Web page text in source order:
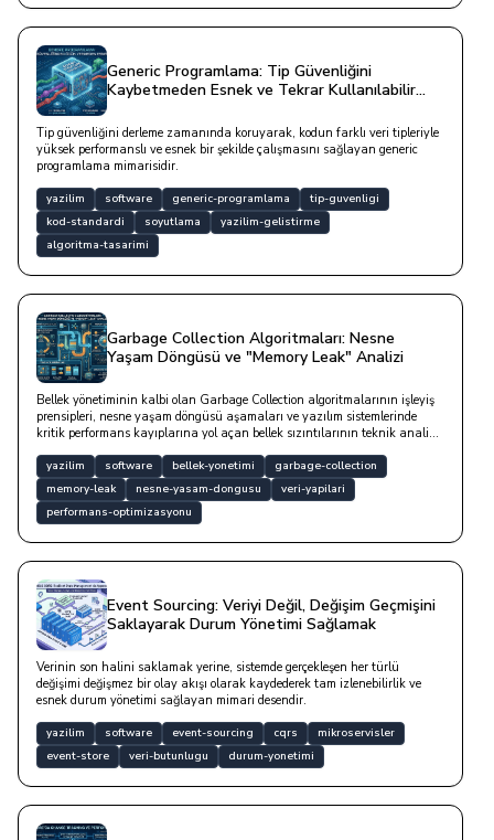
Generic Programlama: Tip Güvenliğini
Kaybetmeden Esnek ve Tekrar Kullanılabilir
Tip güvenliğini derleme zamanında koruyarak, kodun farklı veri tipleriyle
yüksek performanslı ve esnek bir şekilde çalışmasını sağlayan generic
programlama mimarisidir.
yazilim software generic-programlama
tip-guvenligi
kod-standardi
soyutlama
yazilim-gelistirme
algoritma-tasarimi
Garbage Collection Algoritmaları: Nesne
Yaşam Döngüsü ve "Memory Leak" Analizi
Bellek yönetiminin kalbi olan Garbage Collection algoritmalarının işleyiş
prensipleri, nesne yaşam döngüsü aşamaları ve yazılım sistemlerinde
kritik performans kayıplarına yol açan bellek sızıntılarının teknik analiz
yazilim software bellek-yonetimi
garbage-collection
memory-leak
nesne-yasam-dongusu
veri-yapilari
performans-optimizasyonu
Event Sourcing: Veriyi Değil, Değişim Geçmişini
Saklayarak Durum Yönetimi Sağlamak
Verinin son halini saklamak yerine, sistemde gerçekleşen her türlü
değişimi değişmez bir olay akışı olarak kaydederek tam izlenebilirlik ve
esnek durum yönetimi sağlayan mimari desendir.
yazilim software event-sourcing cqrs
mikroservisler
event-store
veri-butunlugu durum-yonetimi